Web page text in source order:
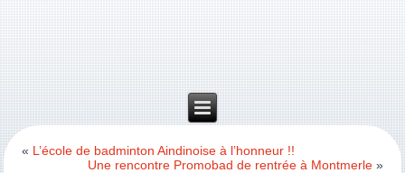
« L’école de badminton Aindinoise à l’honneur !!
Une rencontre Promobad de rentrée à Montmerle»